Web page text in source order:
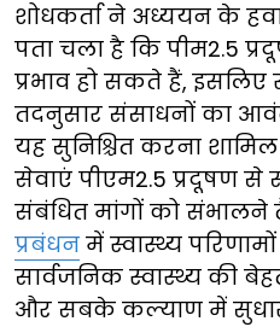
शोधकर्ता ने अध्ययन के
पता चला है कि पीम2.5
प्रभाव हो सकते हैं, इसलिए
तदनुसार संसाधनों का
यह सुनिश्चित करना
सेवाएं पीएम2.5 प्रदूषण से
संबंधित मांगों को संभालने
प्रबंधन में स्वास्थ्य
सार्वजनिक स्वास्थ्य की
और सबके कल्याण में